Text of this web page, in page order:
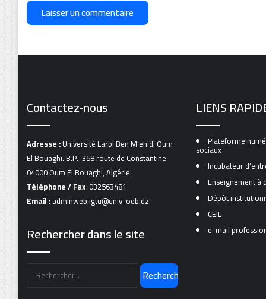
Contactez-nous
Adresse :Université Larbi Ben M’ehidi Oum
El Bouaghi. B.P. 358 route de Constantine
04000 Oum El Bouaghi, Algérie.
Téléphone / Fax:032563481
Email :adminweb.igtu@univ-oeb.dz
Rechercher dans le site
LIENS
Plateforme
sociaux
Incubateur
Enseignement à
Dépôt
CEIL
e-mail